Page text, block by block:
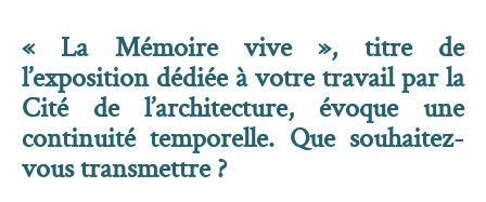
« La Mémoire vive », titre de
l’exposition dédiée à votre travail par la
Cité de l’architecture, évoque une
continuité temporelle. Que souhaitez-
vous transmettre ?